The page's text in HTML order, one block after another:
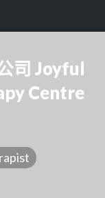
司 Joyful
Centre